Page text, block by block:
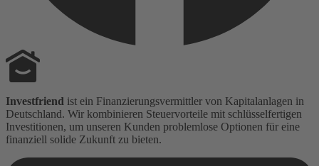
Investfriend ist ein Finanzierungsvermittler von Kapitalanlagen in
Deutschland. Wir kombinieren Steuervorteile mit schlüsselfertigen
Investitionen, um unseren Kunden problemlose Optionen für eine
finanziell solide Zukunft zu bieten.